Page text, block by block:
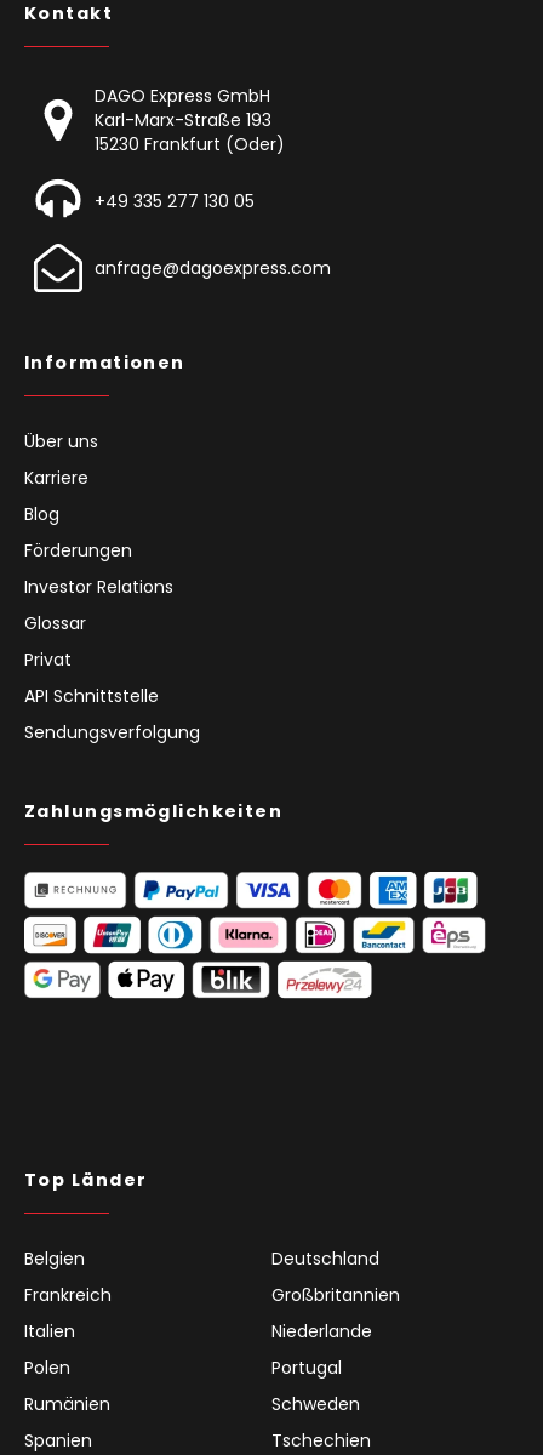
Kontakt
DAGO Express GmbH
Karl-Marx-Straße 193
15230 Frankfurt (Oder)
+49 335 277 130 05
anfrage@dagoexpress.com
Informationen
Über uns
Karriere
Blog
Förderungen
Investor Relations
Glossar
Privat
API Schnittstelle
Sendungsverfolgung
Zahlungsmöglichkeiten
Top Länder
Belgien
Deutschland
Frankreich
Großbritannien
Italien
Niederlande
Polen
Portugal
Rumänien
Schweden
Spanien
Tschechien